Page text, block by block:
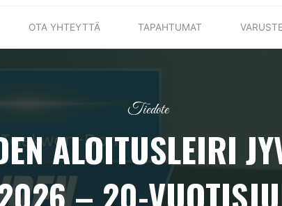
OTA YHTEYTTÄ TAPAHTUMAT
Tiedote
ALOITUSLEIRI
– 20-